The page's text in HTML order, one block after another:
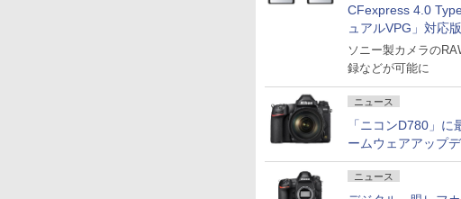
CFexpress 4.0
ュアルVPG」対応版
ソニー製カメラの
録などが可能に
ニュース
「ニコンD780」に
ームウェアアップ
ニュース